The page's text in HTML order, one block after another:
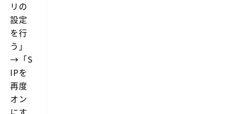
リの
設定
を行
う」
→「S
IPを
再度
オン